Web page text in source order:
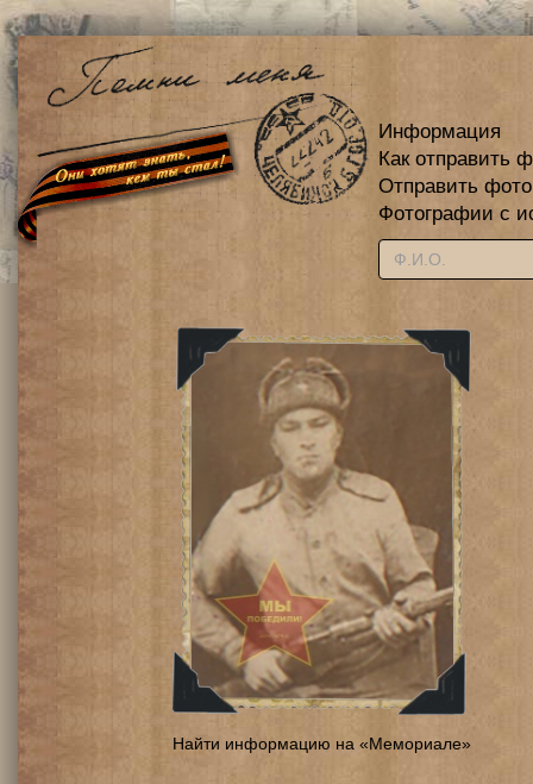
Информация
Как отправить
Отправить
Фотографии с
Найти информацию на «Мемориале»